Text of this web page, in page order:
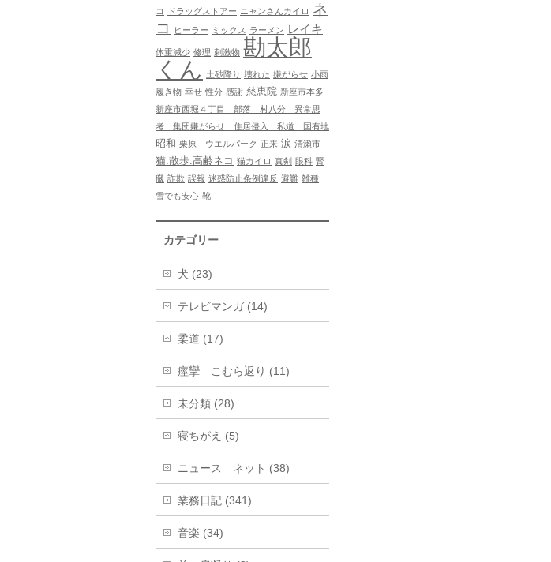
コ
ドラッグストアー ニャンさんカイロ ネ
コ
ヒーラー ミックス ラーメン レイキ
体重減少 修理 刺激物 勘太郎
くん
土砂降り 壊れた 嫌がらせ 小雨
履き物 幸せ 性分 感謝 慈恵院 新座市本多
新座市西堀４丁目 部落 村八分 異常思
考 集団嫌がらせ 住居侵入 私道 国有地
昭和 栗原 ウエルパーク 正来 涙 清瀬市
猫.散歩.高齢ネコ 猫カイロ 真剣 眼科 腎
臓 詐欺 誤報 迷惑防止条例違反 避難 雑種
雪でも安心 靴
カテゴリー
犬 (23)
テレビマンガ (14)
柔道 (17)
痙攣 こむら返り (11)
未分類 (28)
寝ちがえ (5)
ニュース ネット (38)
業務日記 (341)
音楽 (34)